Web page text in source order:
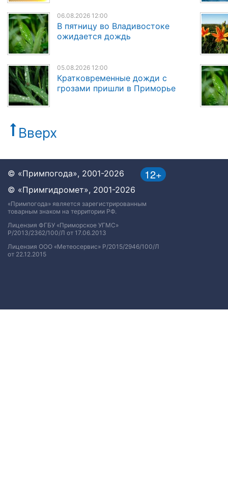
06.08.2026 12:00
В пятницу во Владивостоке
ожидается дождь
05.08.2026 12:00
Кратковременные дожди с
грозами пришли в Приморье
Вверх
12+
© «Примпогода», 2001-2026
© «Примгидромет», 2001-2026
«Примпогода» является зарегистрированным
товарным знаком на территории РФ.
Лицензия ФГБУ «Приморское УГМС»
Р/2013/2362/100/Л от 17.06.2013
Лицензия ООО «Метеосервис» Р/2015/2946/100/Л
от 22.12.2015